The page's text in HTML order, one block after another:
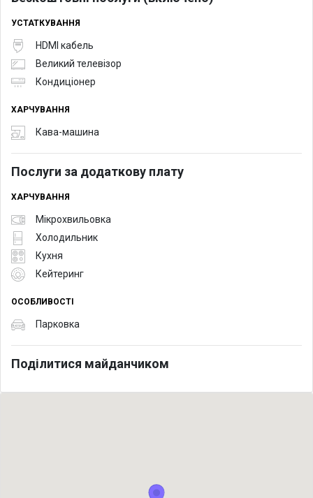
УСТАТКУВАННЯ
HDMI кабель
Великий телевізор
Кондиціонер
ХАРЧУВАННЯ
Кава-машина
Послуги за додаткову плату
ХАРЧУВАННЯ
Мікрохвильовка
Холодильник
Кухня
Кейтеринг
ОСОБЛИВОСТІ
Парковка
Поділитися майданчиком